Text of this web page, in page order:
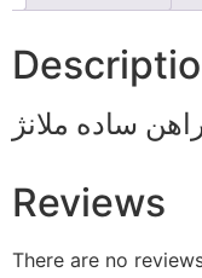
ساده ملانژ
Reviews
There are no